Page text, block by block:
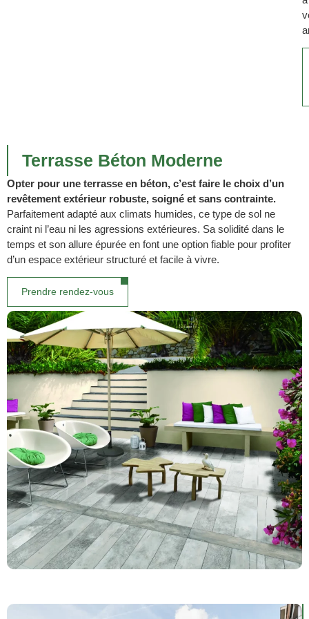
Terrasse Béton Moderne
Opter pour une terrasse en béton, c’est faire le choix d’un
revêtement extérieur robuste, soigné et sans contrainte.
Parfaitement adapté aux climats humides, ce type de sol ne
craint ni l’eau ni les agressions extérieures. Sa solidité dans le
temps et son allure épurée en font une option fiable pour profiter
d’un espace extérieur structuré et facile à vivre.
Prendre rendez-vous